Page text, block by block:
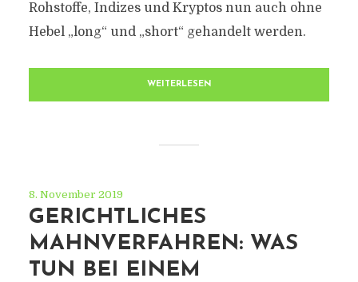
Rohstoffe, Indizes und Kryptos nun auch ohne
Hebel „long“ und „short“ gehandelt werden.
WEITERLESEN
8. November 2019
GERICHTLICHES
MAHNVERFAHREN: WAS
TUN BEI EINEM